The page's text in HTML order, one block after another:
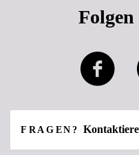
Folgen
FRAGEN?